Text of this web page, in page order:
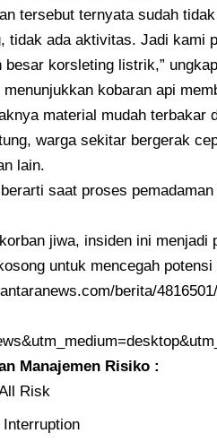
tersebut ternyata sudah
tidak ada aktivitas. Jadi kami
besar korsleting listrik,”
menunjukkan kobaran api
material mudah terbakar
warga sekitar bergerak
lain.
saat proses
jiwa, insiden ini
untuk mencegah
berita/
Manajemen Risiko :
Risk